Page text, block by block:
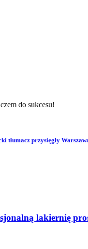
do sukcesu!
tłumacz przysięgły
lakiernię